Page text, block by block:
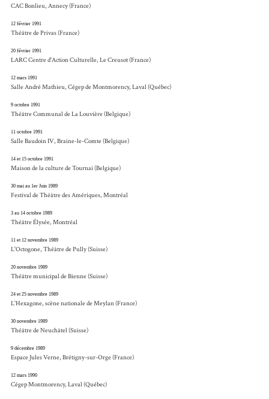
CAC Bonlieu, Annecy (France)
12 février 1991
Théâtre de Privas (France)
20 février 1991
LARC Centre d'Action Culturelle, Le Creusot (France)
12 mars 1991
Salle André Mathieu, Cégep de Montmorency, Laval (Québec)
9 octobre 1991
Théâtre Communal de La Louvière (Belgique)
11 octobre 1991
Salle Baudoin IV, Braine-le-Comte (Belgique)
14 et 15 octobre 1991
Maison de la culture de Tournai (Belgique)
30 mai au 1er Juin 1989
Festival de Théâtre des Amériques, Montréal
3 au 14 octobre 1989
Théâtre Élysée, Montréal
11 et 12 novembre 1989
L'Octogone, Théâtre de Pully (Suisse)
20 novembre 1989
Théâtre municipal de Bienne (Suisse)
24 et 25 novembre 1989
L'Hexagone, scène nationale de Meylan (France)
30 novembre 1989
Théâtre de Neuchâtel (Suisse)
9 décembre 1989
Espace Jules Verne, Brétigny-sur-Orge (France)
12 mars 1990
Cégep Montmorency, Laval (Québec)